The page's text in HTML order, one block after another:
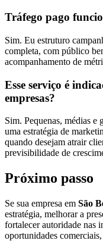
Tráfego pago
Sim. Eu estruturo
completa, com público
acompanhamento de
Esse serviço é
empresas?
Sim. Pequenas, médias e
uma estratégia de
quando desejam atrair
previsibilidade de
Próximo passo
Se sua empresa em São
estratégia, melhorar a
fortalecer autoridade nas
oportunidades